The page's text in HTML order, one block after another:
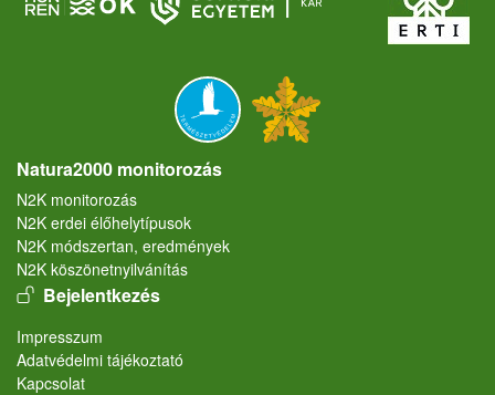
Natura2000 monitorozás
N2K monitorozás
N2K erdei élőhelytípusok
N2K módszertan, eredmények
N2K köszönetnyilvánítás
User account menu
Bejelentkezés
Lábléc
Impresszum
Adatvédelmi tájékoztató
Kapcsolat